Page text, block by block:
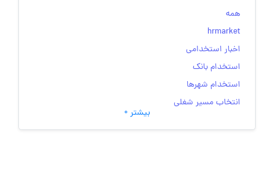
همه
hrmarket
اخبار استخدامی
استخدام بانک
استخدام شهرها
انتخاب مسیر شغلی
به‌روزرسانی‌های سایت (کارجویی)
بیشتر +